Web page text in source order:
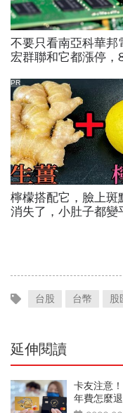
不要只看南亞科華邦
宏群聯和它都漲停，
說時間就在今天，牛
嗎
檸檬搭配它，臉上斑
消失了，小肚子都變
PR
台股 台幣 股
延伸閱讀
卡友注意
年費怎麼